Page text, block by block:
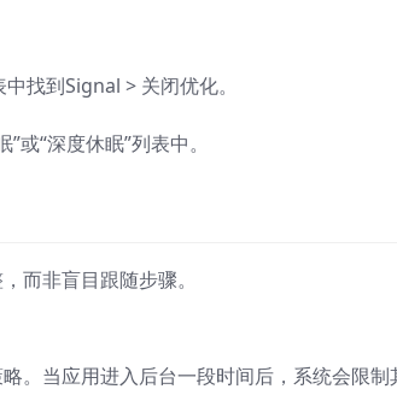
找到Signal > 关闭优化。
“深度休眠”列表中。
而非盲目跟随步骤。
。当应用进入后台一段时间后，系统会限制